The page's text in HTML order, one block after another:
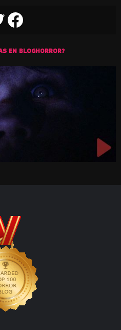
FACEBOOK
EN BLOGHORROR?